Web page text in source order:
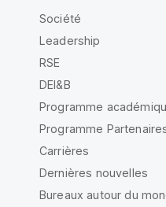
Société
Leadership
RSE
DEI&B
Programme
Programme
Carrières
Dernières nouvelles
Bureaux autour du